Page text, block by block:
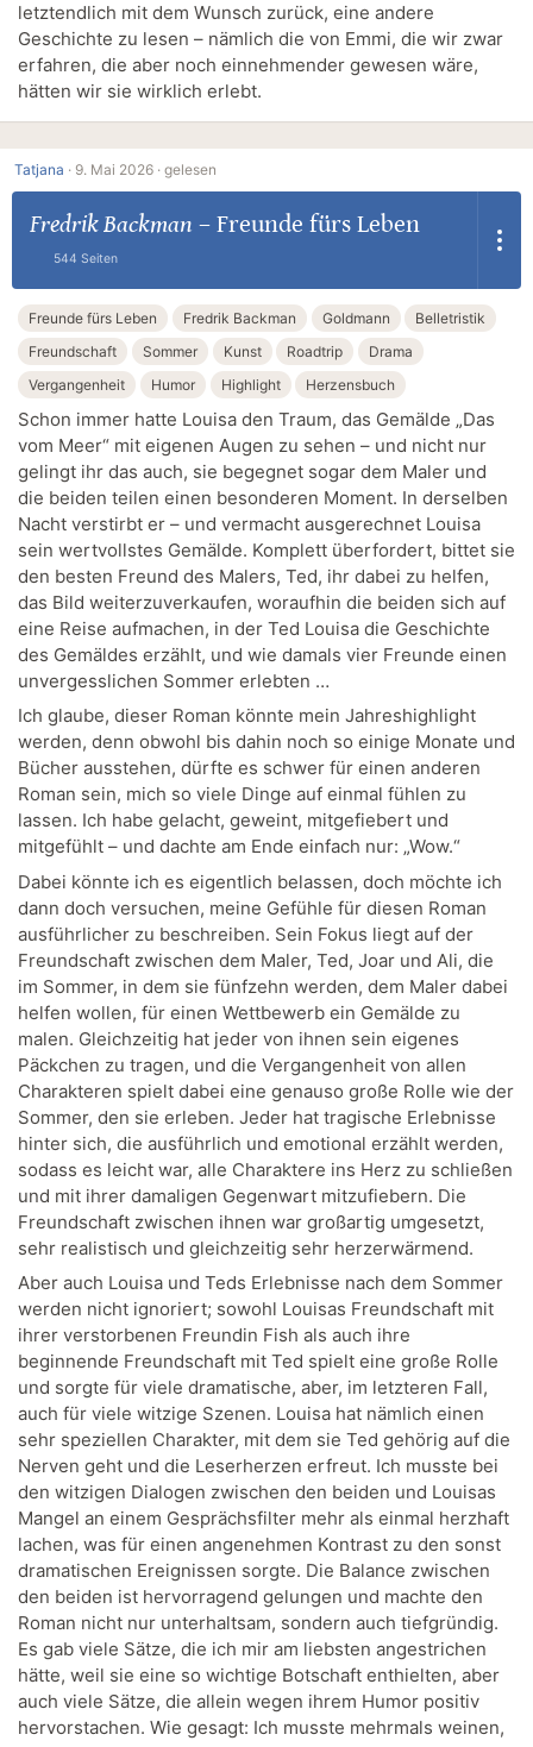
letztendlich mit dem Wunsch zurück, eine andere
Geschichte zu lesen – nämlich die von Emmi, die wir zwar
erfahren, die aber noch einnehmender gewesen wäre,
hätten wir sie wirklich erlebt.
Tatjana · 9. Mai 2026 · gelesen
Fredrik Backman – Freunde fürs Leben
544 Seiten
Freunde fürs Leben Fredrik Backman Goldmann
Belletristik
Freundschaft
Sommer Kunst Roadtrip
Drama
Vergangenheit
Humor Highlight Herzensbuch
Schon immer hatte Louisa den Traum, das Gemälde „Das
vom Meer“ mit eigenen Augen zu sehen – und nicht nur
gelingt ihr das auch, sie begegnet sogar dem Maler und
die beiden teilen einen besonderen Moment. In derselben
Nacht verstirbt er – und vermacht ausgerechnet Louisa
sein wertvollstes Gemälde. Komplett überfordert, bittet sie
den besten Freund des Malers, Ted, ihr dabei zu helfen,
das Bild weiterzuverkaufen, woraufhin die beiden sich auf
eine Reise aufmachen, in der Ted Louisa die Geschichte
des Gemäldes erzählt, und wie damals vier Freunde einen
unvergesslichen Sommer erlebten …
Ich glaube, dieser Roman könnte mein Jahreshighlight
werden, denn obwohl bis dahin noch so einige Monate und
Bücher ausstehen, dürfte es schwer für einen anderen
Roman sein, mich so viele Dinge auf einmal fühlen zu
lassen. Ich habe gelacht, geweint, mitgefiebert und
mitgefühlt – und dachte am Ende einfach nur: „Wow.“
Dabei könnte ich es eigentlich belassen, doch möchte ich
dann doch versuchen, meine Gefühle für diesen Roman
ausführlicher zu beschreiben. Sein Fokus liegt auf der
Freundschaft zwischen dem Maler, Ted, Joar und Ali, die
im Sommer, in dem sie fünfzehn werden, dem Maler dabei
helfen wollen, für einen Wettbewerb ein Gemälde zu
malen. Gleichzeitig hat jeder von ihnen sein eigenes
Päckchen zu tragen, und die Vergangenheit von allen
Charakteren spielt dabei eine genauso große Rolle wie der
Sommer, den sie erleben. Jeder hat tragische Erlebnisse
hinter sich, die ausführlich und emotional erzählt werden,
sodass es leicht war, alle Charaktere ins Herz zu schließen
und mit ihrer damaligen Gegenwart mitzufiebern. Die
Freundschaft zwischen ihnen war großartig umgesetzt,
sehr realistisch und gleichzeitig sehr herzerwärmend.
Aber auch Louisa und Teds Erlebnisse nach dem Sommer
werden nicht ignoriert; sowohl Louisas Freundschaft mit
ihrer verstorbenen Freundin Fish als auch ihre
beginnende Freundschaft mit Ted spielt eine große Rolle
und sorgte für viele dramatische, aber, im letzteren Fall,
auch für viele witzige Szenen. Louisa hat nämlich einen
sehr speziellen Charakter, mit dem sie Ted gehörig auf die
Nerven geht und die Leserherzen erfreut. Ich musste bei
den witzigen Dialogen zwischen den beiden und Louisas
Mangel an einem Gesprächsfilter mehr als einmal herzhaft
lachen, was für einen angenehmen Kontrast zu den sonst
dramatischen Ereignissen sorgte. Die Balance zwischen
den beiden ist hervorragend gelungen und machte den
Roman nicht nur unterhaltsam, sondern auch tiefgründig.
Es gab viele Sätze, die ich mir am liebsten angestrichen
hätte, weil sie eine so wichtige Botschaft enthielten, aber
auch viele Sätze, die allein wegen ihrem Humor positiv
hervorstachen. Wie gesagt: Ich musste mehrmals weinen,